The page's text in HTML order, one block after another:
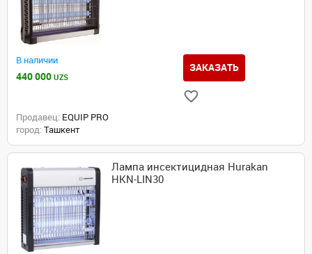
В наличии
440 000 UZS
ЗАКАЗАТЬ
Продавец: EQUIP PRO
город: Ташкент
Лампа инсектицидная Hurakan
HKN-LIN30